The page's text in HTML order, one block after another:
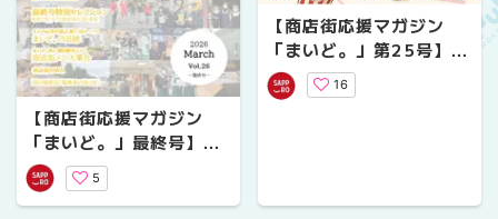
【商店街応援マガジン
「まいど。」最終号】商
店街、18ヶ月の旅路。こ
こに完結！
5
【商店街応援マガジン
「まいど。」第25号】第
１回商店街POPコンテス
ト特集
16